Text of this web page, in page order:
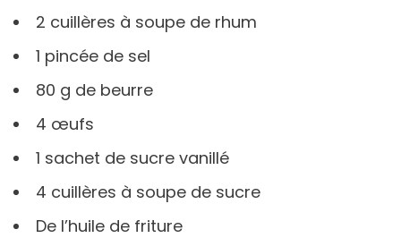
2 cuillères à soupe de rhum
1 pincée de sel
80 g de beurre
4 œufs
1 sachet de sucre vanillé
4 cuillères à soupe de sucre
De l’huile de friture